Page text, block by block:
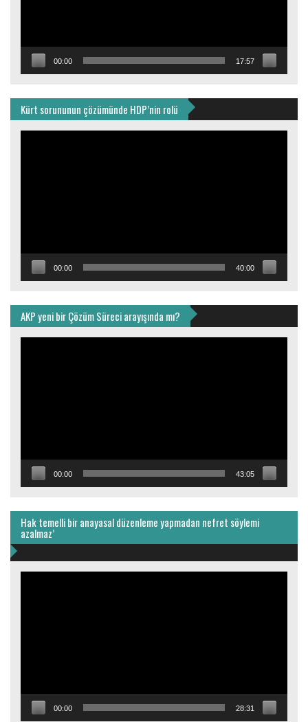
00:00 17:57
Kürt sorununun çözümünde HDP’nin rolü
00:00 40:00
AKP yeni bir Çözüm Süreci arayışında mı?
00:00 43:05
Hak temelli bir anayasal düzenleme yapmadan nefret söylemi
azalmaz’
00:00 28:31